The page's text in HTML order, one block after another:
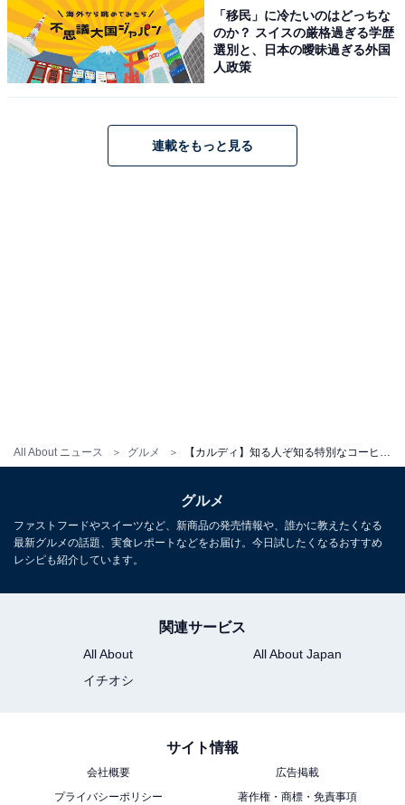
All About ニュース グルメ
「東ティモール オランジェリーショコラ」を飲ん
でみた！
ら「東ティモール オランジェリーショコラ」を飲んでみ
ました。
「移民」に冷たいのはどっちな
のか？ スイスの厳格過ぎる学歴
選別と、日本の曖昧過ぎる外国
人政策
連載をもっと見る
グルメ
ファストフードやスイーツなど、新商品の発売情報や、誰かに教えたくなる
最新グルメの話題、実食レポートなどをお届け。今日試したくなるおすすめ
レシピも紹介しています。
関連サービス
All About
All About Japan
イチオシ
サイト情報
会社概要
広告掲載
プライバシーポリシー
著作権・商標・免責事項